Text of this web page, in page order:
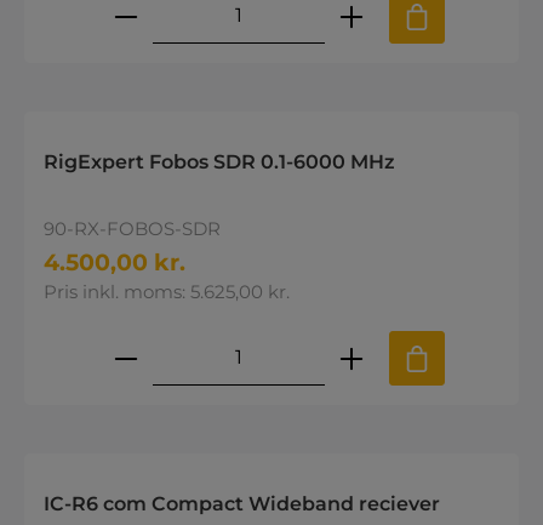
Produktmængde: Indtast den
RigExpert Fobos SDR 0.1-6000 MHz
90-RX-FOBOS-SDR
4.500,00 kr.
Pris inkl. moms: 5.625,00 kr.
Produktmængde: Indtast den
IC-R6 com Compact Wideband reciever